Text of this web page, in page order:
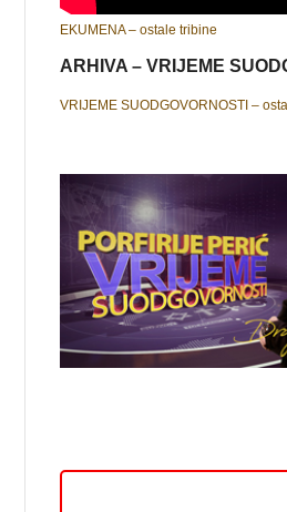
EKUMENA – ostale tribine
ARHIVA – VRIJEME
VRIJEME SUODGOVORNOSTI –